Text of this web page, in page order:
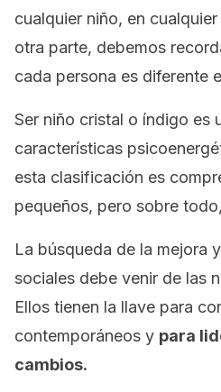
cualquier niño, en
otra parte, debemos
cada persona es diferente
Ser niño cristal o índigo es
características
esta clasificación es
pequeños, pero sobre todo,
La búsqueda de la mejora
sociales debe venir de las
Ellos tienen la llave para
contemporáneos y para
cambios.